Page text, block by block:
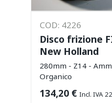
COD: 4226
Disco frizione
New Holland
280mm - Z14 -
Organico
134,20 € Incl. IVA